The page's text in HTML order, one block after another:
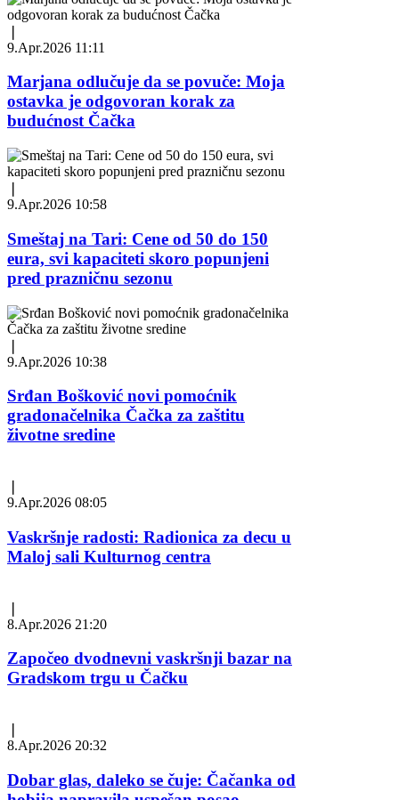
9.Apr.2026 11:11
Marjana odlučuje da se povuče: Moja
ostavka je odgovoran korak za
budućnost Čačka
9.Apr.2026 10:58
Smeštaj na Tari: Cene od 50 do 150
eura, svi kapaciteti skoro popunjeni
pred prazničnu sezonu
9.Apr.2026 10:38
Srđan Bošković novi pomoćnik
gradonačelnika Čačka za zaštitu
životne sredine
9.Apr.2026 08:05
Vaskršnje radosti: Radionica za decu u
Maloj sali Kulturnog centra
8.Apr.2026 21:20
Započeo dvodnevni vaskršnji bazar na
Gradskom trgu u Čačku
8.Apr.2026 20:32
Dobar glas, daleko se čuje: Čačanka od